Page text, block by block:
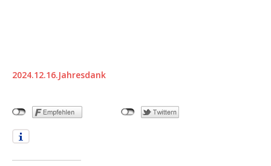
2024.12.16.Jahresdank